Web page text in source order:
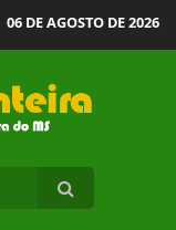
06 DE AGOSTO DE 2026